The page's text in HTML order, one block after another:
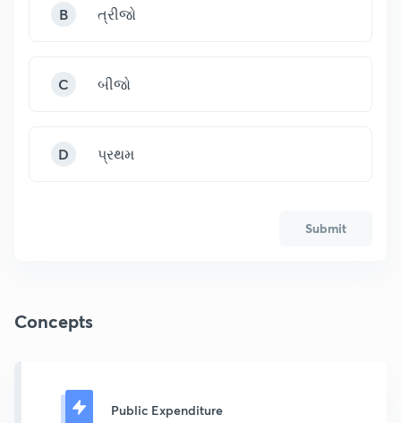
B ત્રીજો
C બીજો
D પ્રથમ
Submit
Concepts
Public Expenditure